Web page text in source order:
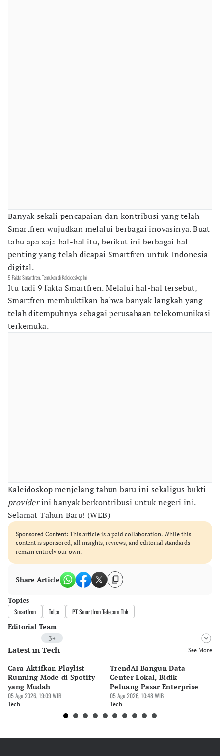
Banyak sekali pencapaian dan kontribusi yang telah
Smartfren wujudkan melalui berbagai inovasinya. Buat
tahu apa saja hal-hal itu, berikut ini berbagai hal
penting yang telah dicapai Smartfren untuk Indonesia
digital.
9 Fakta Smartfren, Temukan di Kaleidoskop Ini
Itu tadi 9 fakta Smartfren. Melalui hal-hal tersebut,
Smartfren membuktikan bahwa banyak langkah yang
telah ditempuhnya sebagai perusahaan telekomunikasi
terkemuka.
Kaleidoskop menjelang tahun baru ini sekaligus bukti
providerini banyak berkontribusi untuk negeri ini.
Selamat Tahun Baru! (WEB)
Sponsored Content: This article is a paid collaboration. While this
content is sponsored, all insights, reviews, and editorial standards
remain entirely our own.
Share Article
Topics
Smartfren Telco PT Smartfren Telecom Tbk
Editorial Team
3+
Editor
Editor
Ezri Tri Suro
Cynthia Kirana Dewi
Latest in Tech See More
Cara Aktifkan Playlist
Running Mode di Spotify
yang Mudah
05 Agu 2026, 19:09 WIB
Tech
TrendAI Bangun Data
Center Lokal, Bidik
Peluang Pasar Enterprise
05 Agu 2026, 10:48 WIB
Tech